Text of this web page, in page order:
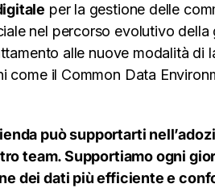
per la gestione delle
nel percorso evolutivo
alle nuove modalità di
il Common Data
può supportarti
team. Supportiamo ogni
dei dati più efficiente e